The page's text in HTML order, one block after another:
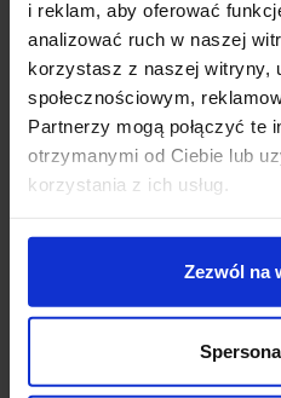
i reklam, aby oferować
analizować ruch w naszej
korzystasz z naszej witryny,
społecznościowym,
Partnerzy mogą połączyć te
otrzymanymi od Ciebie lub
korzystania z ich usług.
Zezwól na
Szczegóły produktu
Zobacz także